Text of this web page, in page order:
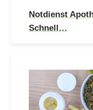
Notdienst
Schnell…